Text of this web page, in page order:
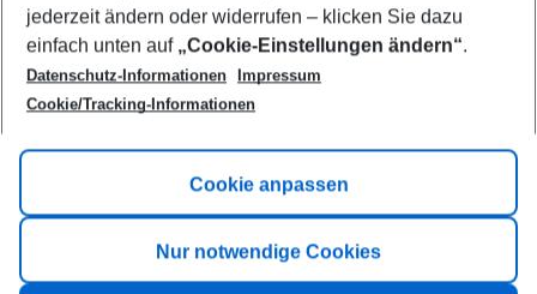
Footer
Footer navigation
Title A
Link A
jederzeit ändern oder widerrufen – klicken Sie dazu
einfach unten auf „Cookie-Einstellungen ändern“.
Datenschutz-Informationen
Impressum
Cookie/Tracking-Informationen
Cookie anpassen
Nur notwendige Cookies